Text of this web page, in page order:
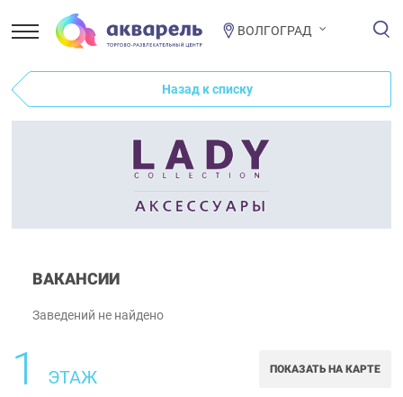
ВОЛГОГРАД
Назад к списку
ВАКАНСИИ
Заведений не найдено
1 ЭТАЖ ПОКАЗАТЬ НА КАРТЕ